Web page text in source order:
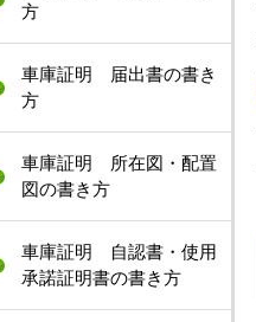
方
車庫証明 届出書の書き
方
車庫証明 所在図・配置
図の書き方
車庫証明 自認書・使用
承諾証明書の書き方